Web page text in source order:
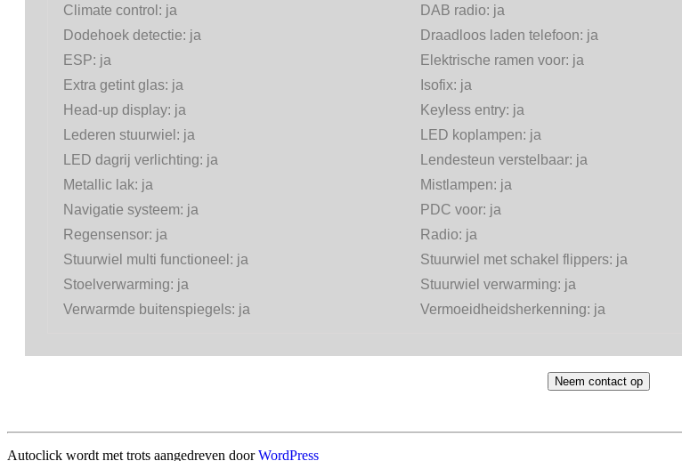
Climate control: ja DAB radio: ja
Dodehoek detectie: ja Draadloos laden telefoon: ja
ESP: ja Elektrische ramen voor: ja
Extra getint glas: ja Isofix: ja
Head-up display: ja Keyless entry: ja
Lederen stuurwiel: ja LED koplampen: ja
LED dagrij verlichting: ja Lendesteun verstelbaar: ja
Metallic lak: ja Mistlampen: ja
Navigatie systeem: ja PDC voor: ja
Regensensor: ja Radio: ja
Stuurwiel multi functioneel: ja Stuurwiel met schakel flippers: ja
Stoelverwarming: ja Stuurwiel verwarming: ja
Verwarmde buitenspiegels: ja Vermoeidheidsherkenning: ja
Neem contact op
Autoclick wordt met trots aangedreven doorWordPress